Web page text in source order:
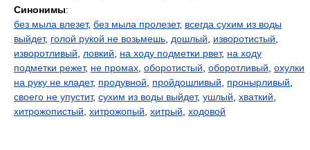
Синонимы:
без мыла влезет, без мыла пролезет, всегда сухим из воды
выйдет, голой рукой не возьмешь дошлый изворотистый
изворотливый
ловкий на ходу подметки рвет, на ходу
подметки режет, не промах оборотистый оборотливый охулки
на руку не кладет, продувной пройдошливый пронырливый
своего не упустит, сухим из воды выйдет, ушлый хваткий
хитрожопистый хитрожопый хитрый ходовой